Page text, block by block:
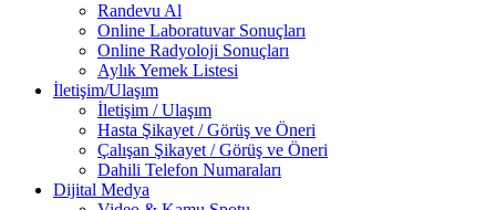
Randevu Al
Online Laboratuvar Sonuçları
Online Radyoloji Sonuçları
Aylık Yemek Listesi
İletişim/Ulaşım
İletişim / Ulaşım
Hasta Şikayet / Görüş ve Öneri
Çalışan Şikayet / Görüş ve Öneri
Dahili Telefon Numaraları
Dijital Medya